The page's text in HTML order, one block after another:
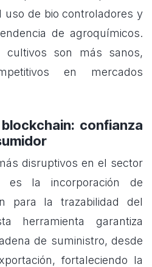
uso de bio controladores y
de agroquímicos.
cultivos son más sanos,
en mercados
confianza
disruptivos en el sector
es la incorporación de
para la trazabilidad del
herramienta garantiza
de suministro, desde
fortaleciendo la